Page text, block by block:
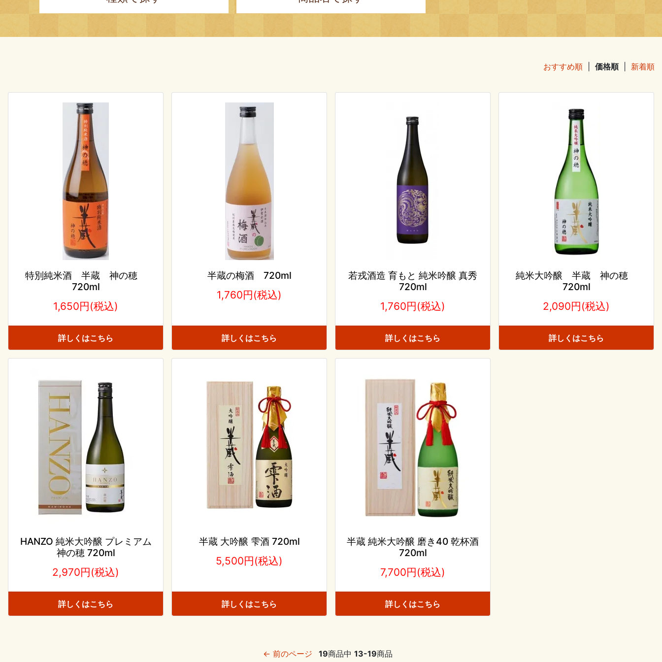
おすすめ順 価格順| 新着順
特別純米酒 半蔵 神の穂
720ml
1,650円(税込)
詳しくはこちら
半蔵の梅酒 720ml
1,760円(税込)
詳しくはこちら
若戎酒造 育もと 純米吟醸 真秀
720ml
1,760円(税込)
詳しくはこちら
純米大吟醸 半蔵 神の穂
720ml
2,090円(税込)
詳しくはこちら
HANZO 純米大吟醸 プレミアム
神の穂 720ml
2,970円(税込)
詳しくはこちら
半蔵 大吟醸 雫酒 720ml
5,500円(税込)
詳しくはこちら
半蔵 純米大吟醸 磨き40 乾杯酒
720ml
7,700円(税込)
詳しくはこちら
← 前のページ 19商品中 13-19商品